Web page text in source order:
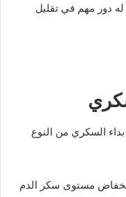
دور مهم في تقليل
السكري من النوع
مستوى سكر الدم